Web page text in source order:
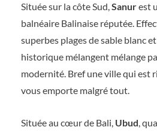
Située sur la côte Sud,Sanurest
balnéaire Balinaise réputée.
superbes plages de sable blanc
historique mélangent mélange
modernité. Bref une ville qui est
vous emporte malgré tout.
Située au cœur de Bali, Ubud,